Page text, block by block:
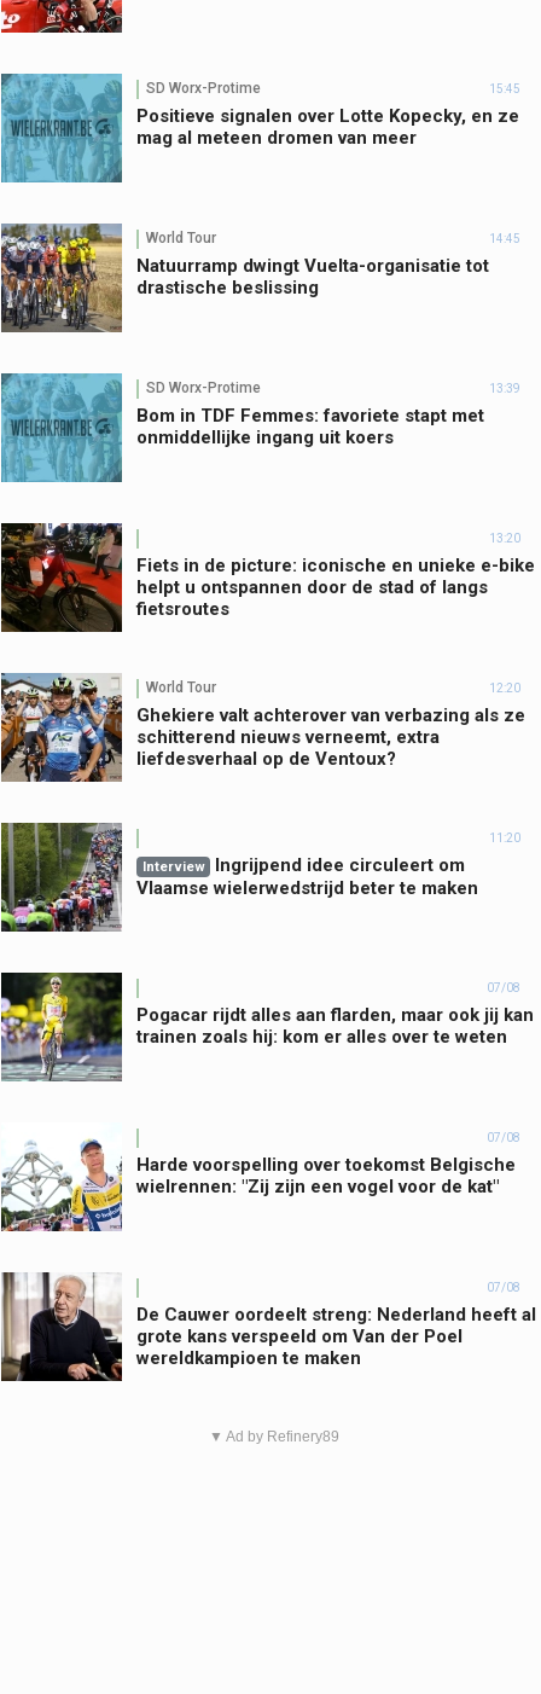
SD Worx-Protime 15:45
Positieve signalen over Lotte Kopecky, en ze
mag al meteen dromen van meer
World Tour 14:45
Natuurramp dwingt Vuelta-organisatie tot
drastische beslissing
SD Worx-Protime 13:39
Bom in TDF Femmes: favoriete stapt met
onmiddellijke ingang uit koers
13:20
Fiets in de picture: iconische en unieke e-bike
helpt u ontspannen door de stad of langs
fietsroutes
World Tour 12:20
Ghekiere valt achterover van verbazing als ze
schitterend nieuws verneemt, extra
liefdesverhaal op de Ventoux?
11:20
Interview
Ingrijpend idee circuleert om
Vlaamse wielerwedstrijd beter te maken
07/08
Pogacar rijdt alles aan flarden, maar ook jij kan
trainen zoals hij: kom er alles over te weten
07/08
Harde voorspelling over toekomst Belgische
wielrennen: "Zij zijn een vogel voor de kat"
07/08
De Cauwer oordeelt streng: Nederland heeft al
grote kans verspeeld om Van der Poel
wereldkampioen te maken
▼ Ad by Refinery89